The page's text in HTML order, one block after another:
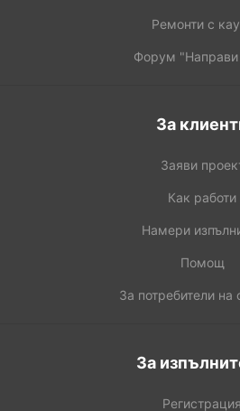
Ремонти с
Форум
За
Заяви
Как работи
Намери
Помощ
За потребители
За
Регистрация